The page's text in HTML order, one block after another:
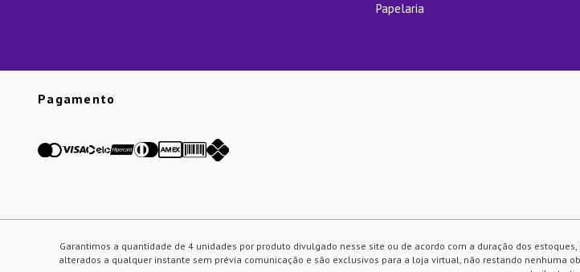
Papelaria
Pagamento
Garantimos a quantidade de 4 unidades por produto divulgado nesse site ou de acordo com a duração dos
alterados a qualquer instante sem prévia comunicação e são exclusivos para a loja virtual, não restando nenhuma